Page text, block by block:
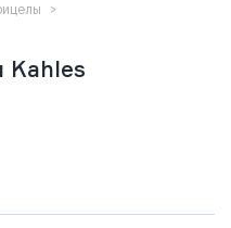
>
Kahles